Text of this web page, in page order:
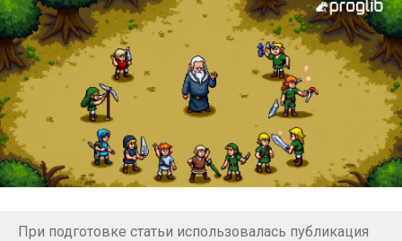
При подготовке статьи использовалась публикация